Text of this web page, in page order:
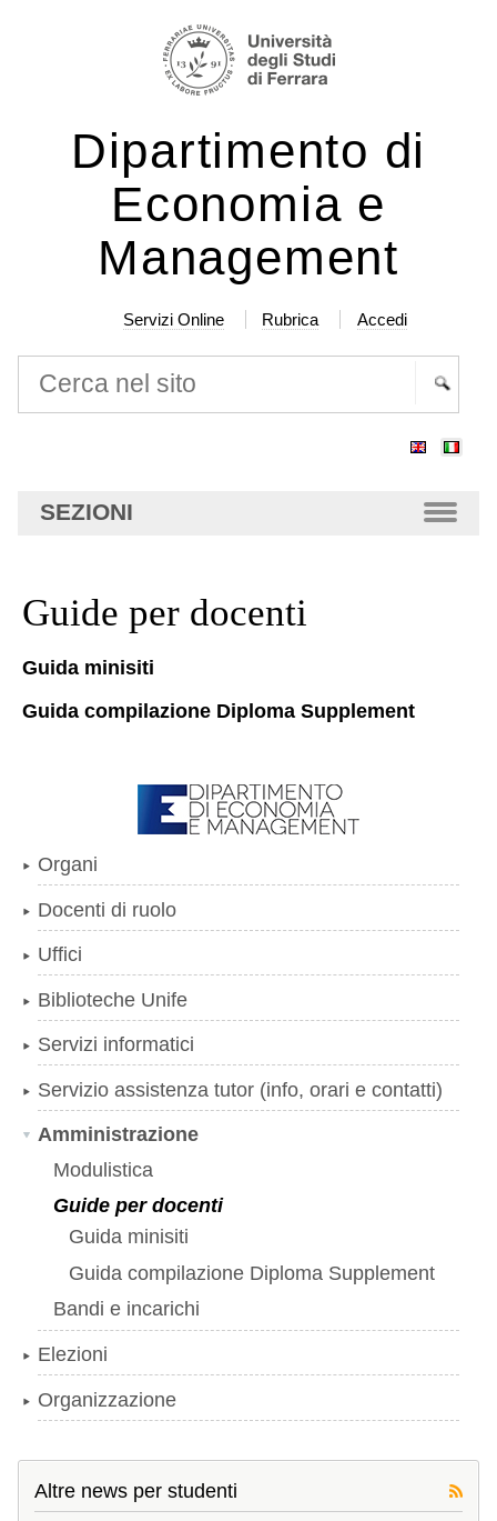
navigazione
Dipartimento di
Economia e
Management
Servizi Online Rubrica Accedi
SEZIONI
Guide per docenti
Guida minisiti
Guida compilazione Diploma Supplement
Organi
Docenti di ruolo
Uffici
Biblioteche Unife
Servizi informatici
Servizio assistenza tutor (info, orari e contatti)
Amministrazione
Modulistica
Guide per docenti
Guida minisiti
Guida compilazione Diploma Supplement
Bandi e incarichi
Elezioni
Organizzazione
Altre news per studenti